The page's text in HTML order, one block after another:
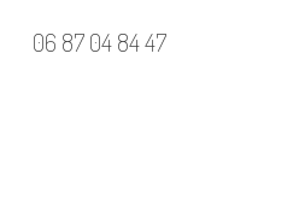
06 87 04 84 47